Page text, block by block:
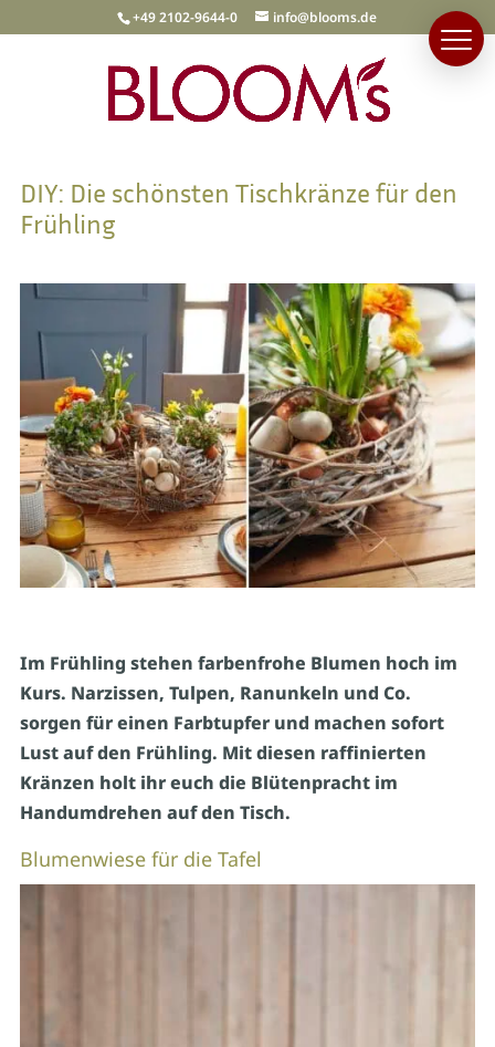
+49 2102-9644-0 info@blooms.de
DIY: Die schönsten Tischkränze für den
Frühling
Im Frühling stehen farbenfrohe Blumen hoch im
Kurs. Narzissen, Tulpen, Ranunkeln und Co.
sorgen für einen Farbtupfer und machen sofort
Lust auf den Frühling. Mit diesen raffinierten
Kränzen holt ihr euch die Blütenpracht im
Handumdrehen auf den Tisch.
Blumenwiese für die Tafel